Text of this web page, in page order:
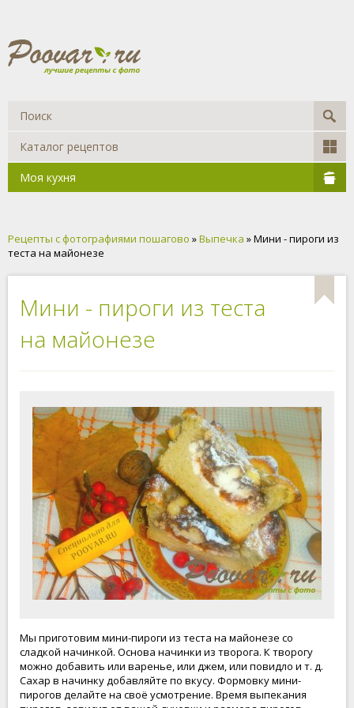
Каталог рецептов
Моя кухня
Рецепты с фотографиями пошагово »Выпечка » Мини - пироги из
теста на майонезе
Мини - пироги из теста
на майонезе
Мы приготовим мини-пироги из теста на майонезе со
сладкой начинкой. Основа начинки из творога. К творогу
можно добавить или варенье, или джем, или повидло и т. д.
Сахар в начинку добавляйте по вкусу. Формовку мини-
пирогов делайте на своё усмотрение. Время выпекания